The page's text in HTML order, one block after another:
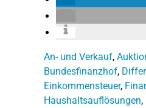
An- und Verkauf,
Bundesfinanzhof,
Einkommensteuer,
Haushaltsauflösungen,